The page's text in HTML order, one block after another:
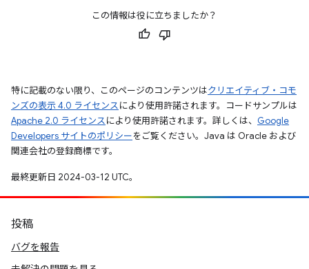
この情報は役に立ちましたか？
特に記載のない限り、このページのコンテンツはクリエイティブ・コモ
ンズの表示 4.0 ライセンスにより使用許諾されます。コードサンプルは
Apache 2.0 ライセンスにより使用許諾されます。詳しくは、 Google
Developers サイトのポリシーをご覧ください。Java は Oracle および
関連会社の登録商標です。
最終更新日 2024-03-12 UTC。
投稿
バグを報告